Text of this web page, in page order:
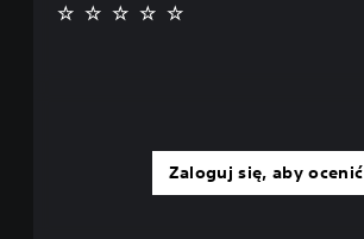
Zaloguj się, aby ocenić